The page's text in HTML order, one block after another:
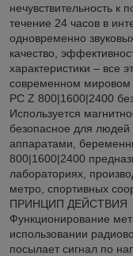
нечувствительность к
течение 24 часов в
одновременно
качество,
характеристики – все
современном
РС Z 800|1600|2400
Используется
безопасное для
аппаратами,
800|1600|2400
лабораториях,
метро, спортивных
ПРИНЦИП ДЕЙСТВИЯ
Функционирование
использовании
посылает сигнал по